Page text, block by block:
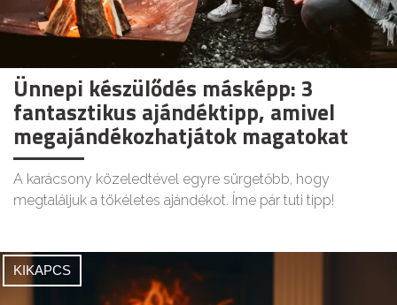
Ünnepi készülődés másképp: 3
fantasztikus ajándéktipp, amivel
megajándékozhatjátok magatokat
A karácsony közeledtével egyre sürgetőbb, hogy
megtaláljuk a tökéletes ajándékot. Íme pár tuti tipp!
KIKAPCS